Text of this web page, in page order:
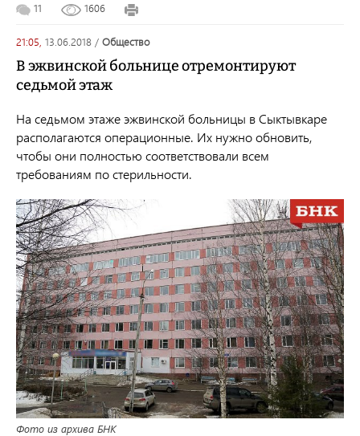
11 1606
21:05, 13.06.2018 / общество
В эжвинской больнице отремонтируют
седьмой этаж
На седьмом этаже эжвинской больницы в Сыктывкаре
располагаются операционные. Их нужно обновить,
чтобы они полностью соответствовали всем
требованиям по стерильности.
Фото из архива БНК